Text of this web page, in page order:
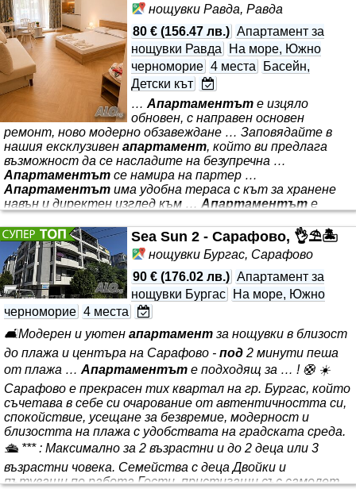
нощувки Равда, Равда
80 € (156.47 лв.) Апартамент за
нощувки Равда
На море, Южно
черноморие 4 места
Басейн,
Детски кът
… Апартаментът е изцяло
обновен, с направен основен
ремонт, ново модерно обзавеждане … Заповядайте в
нашия ексклузивен апартамент, който ви предлага
възможност да се насладите на безупречна …
Апартаментът се намира на партер …
Апартаментът има удобна тераса с кът за хранене
навън и директен изглед към … Апартаментът е
бебета … Изключителенo партерно студио с
привлекателно морско разположение и басейн с
неограничен достъп, само на 20 м от най-харесвания и
просторен плаж в курорта - Олимпийски надежди. На 60
кв.м жилищна площ ще имате достатъчно място да се
разположите
Sea Sun 2 - Сарафово, 👌⛱️🏝️
нощувки Бургас, Сарафово
90 € (176.02 лв.) Апартамент за
нощувки Бургас
На море, Южно
черноморие 4 места
🛋️Модерен и уютен апартамент за нощувки в близост
до плажа и центъра на Сарафово - под 2 минути пеша
от плажа … Апартаментът е подходящ за … ! 🛟 ☀️
Сарафово е прекрасен тих квартал на гр. Бургас, който
съчетава в себе си очарование от автентичността си,
спокойствие, усещане за безвремие, модерност и
близостта на плажа с удобствата на градската среда.
🛳️ *** : Максимално за 2 възрастни и до 2 деца или 3
възрастни човека. Семейства с деца Двойки и
пътуващи по работа Гости, пристигащи със самолет